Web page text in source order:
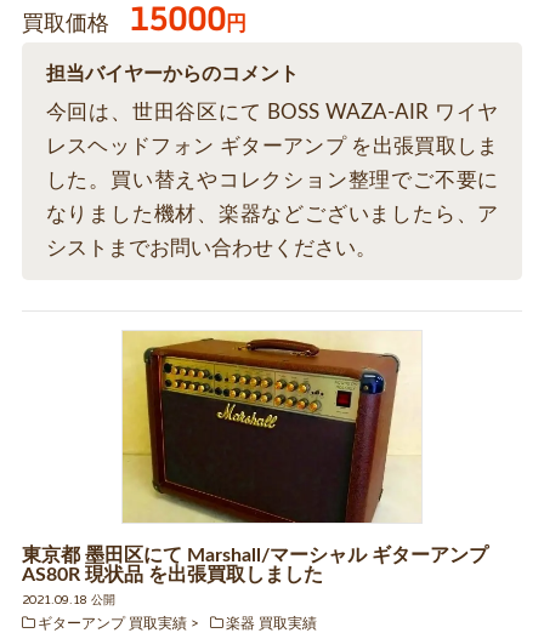
買取価格 15000円
担当バイヤーからのコメント
今回は、世田谷区にて BOSS WAZA-AIR ワイヤ
レスヘッドフォン ギターアンプ を出張買取しま
した。買い替えやコレクション整理でご不要に
なりました機材、楽器などございましたら、ア
シストまでお問い合わせください。
東京都 墨田区にて Marshall/マーシャル ギターアンプ
AS80R 現状品 を出張買取しました
2021.09.18 公開
ギターアンプ 買取実績
楽器 買取実績